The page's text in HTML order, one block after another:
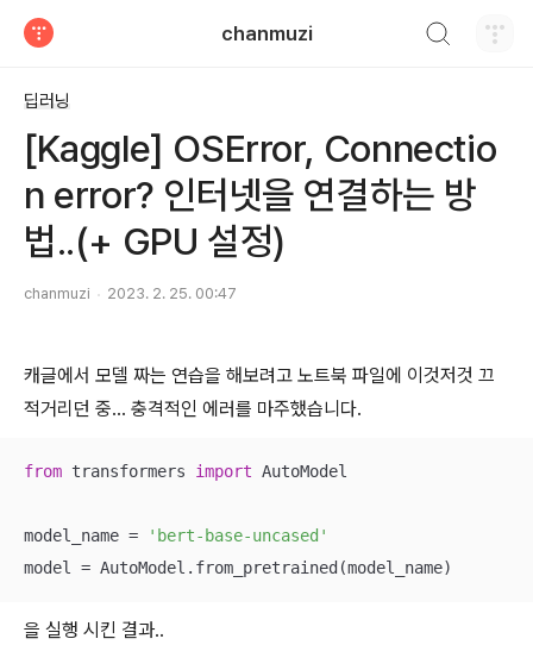
chanmuzi
딥러닝
[Kaggle] OSError, Connectio
n error? 인터넷을 연결하는 방
법..(+ GPU 설정)
chanmuzi 2023. 2. 25. 00:47
캐글에서 모델 짜는 연습을 해보려고 노트북 파일에 이것저것 끄
적거리던 중... 충격적인 에러를 마주했습니다.
from transformers import AutoModel
model_name =
'bert-base-uncased'
model = AutoModel.from_pretrained(model_name)
을 실행 시킨 결과..